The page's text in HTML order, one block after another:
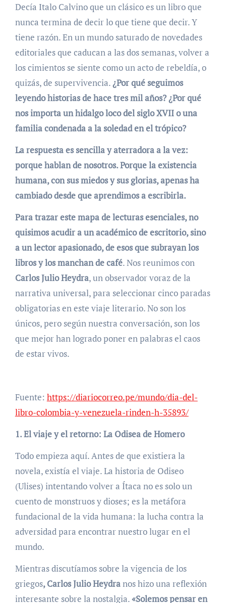
Decía Italo Calvino que un clásico es un libro que
nunca termina de decir lo que tiene que decir. Y
tiene razón. En un mundo saturado de novedades
editoriales que caducan a las dos semanas, volver a
los cimientos se siente como un acto de rebeldía, o
quizás, de supervivencia. ¿Por qué seguimos
leyendo historias de hace tres mil años? ¿Por qué
nos importa un hidalgo loco del siglo XVII o una
familia condenada a la soledad en el trópico?
La respuesta es sencilla y aterradora a la vez:
porque hablan de nosotros. Porque la existencia
humana, con sus miedos y sus glorias, apenas ha
cambiado desde que aprendimos a escribirla.
Para trazar este mapa de lecturas esenciales, no
quisimos acudir a un académico de escritorio, sino
a un lector apasionado, de esos que subrayan los
libros y los manchan de café. Nos reunimos con
Carlos Julio Heydra, un observador voraz de la
narrativa universal, para seleccionar cinco paradas
obligatorias en este viaje literario. No son los
únicos, pero según nuestra conversación, son los
que mejor han logrado poner en palabras el caos
de estar vivos.
Fuente: https://diariocorreo.pe/mundo/dia-del-
libro-colombia-y-venezuela-rinden-h-35893/
1. El viaje y el retorno: La Odisea de Homero
Todo empieza aquí. Antes de que existiera la
novela, existía el viaje. La historia de Odiseo
(Ulises) intentando volver a Ítaca no es solo un
cuento de monstruos y dioses; es la metáfora
fundacional de la vida humana: la lucha contra la
adversidad para encontrar nuestro lugar en el
mundo.
Mientras discutíamos sobre la vigencia de los
griegos, Carlos Julio Heydranos hizo una reflexión
interesante sobre la nostalgia.«Solemos pensar en